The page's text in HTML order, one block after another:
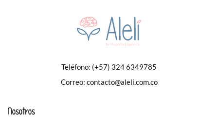
Teléfono: (+57) 324 6349785
Correo: contacto@aleli.com.co
Nosotros